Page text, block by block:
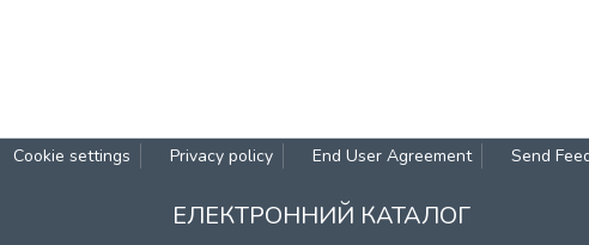
Cookie settings Privacy policy End User Agreement Send
ЕЛЕКТРОННИЙ КАТАЛОГ